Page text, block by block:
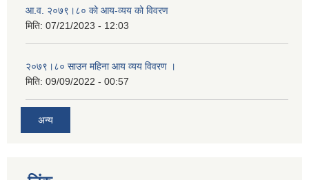
आ.व. २०७९।८० को आय-व्यय को विवरण
मिति: 07/21/2023 - 12:03
२०७९।८० साउन महिना आय व्यय विवरण ।
मिति: 09/09/2022 - 00:57
अन्य